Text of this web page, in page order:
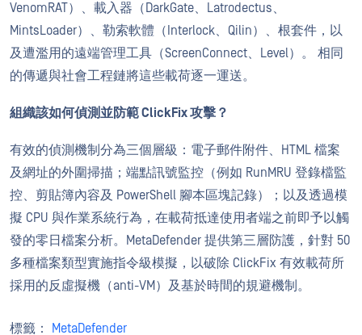
VenomRAT）、載入器（DarkGate、Latrodectus、
MintsLoader）、勒索軟體（Interlock、Qilin）、根套件，以
及遭濫用的遠端管理工具（ScreenConnect、Level）。 相同
的傳遞與社會工程鏈將這些載荷逐一運送。
組織該如何偵測並防範 ClickFix 攻擊？
有效的偵測機制分為三個層級：電子郵件附件、HTML 檔案
及網址的外圍掃描；端點訊號監控（例如 RunMRU 登錄檔監
控、剪貼簿內容及 PowerShell 腳本區塊記錄）；以及透過模
擬 CPU 與作業系統行為，在載荷抵達使用者端之前即予以觸
發的零日檔案分析。MetaDefender 提供第三層防護，針對 50
多種檔案類型實施指令級模擬，以破除 ClickFix 有效載荷所
採用的反虛擬機（anti-VM）及基於時間的規避機制。
標籤： MetaDefender